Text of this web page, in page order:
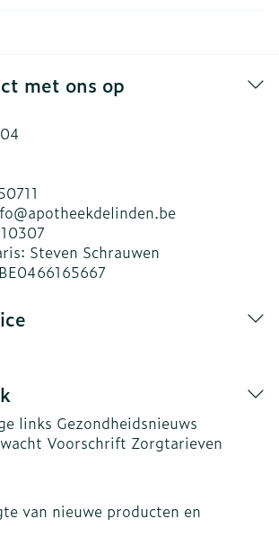
met ons op
apotheekdelinden.be
Steven Schrauwen
BE0466165667
links Gezondheidsnieuws
Voorschrift Zorgtarieven
van nieuwe producten en